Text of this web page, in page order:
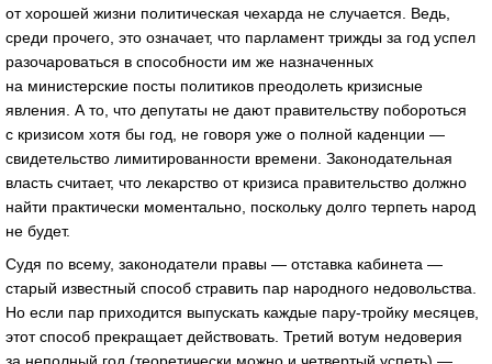
от хорошей жизни политическая чехарда не случается. Ведь,
среди прочего, это означает, что парламент трижды за год успел
разочароваться в способности им же назначенных
на министерские посты политиков преодолеть кризисные
явления. А то, что депутаты не дают правительству побороться
с кризисом хотя бы год, не говоря уже о полной каденции —
свидетельство лимитированности времени. Законодательная
власть считает, что лекарство от кризиса правительство должно
найти практически моментально, поскольку долго терпеть народ
не будет.
Судя по всему, законодатели правы — отставка кабинета —
старый известный способ стравить пар народного недовольства.
Но если пар приходится выпускать каждые пару-тройку месяцев,
этот способ прекращает действовать. Третий вотум недоверия